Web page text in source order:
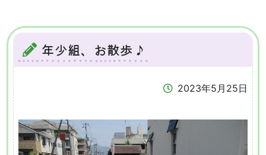
年少組、お散歩♪
2023年5月25日